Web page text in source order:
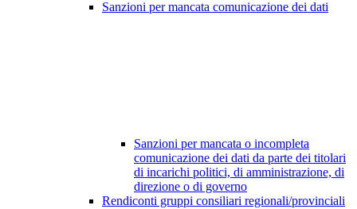
Sanzioni per mancata comunicazione dei dati
Sanzioni per mancata o incompleta
comunicazione dei dati da parte dei titolari
di incarichi politici, di amministrazione, di
direzione o di governo
Rendiconti gruppi consiliari regionali/provinciali